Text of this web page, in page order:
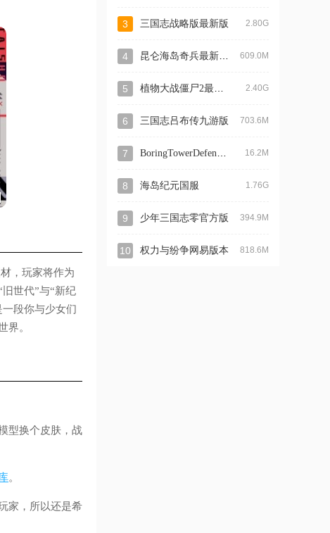
，玩家将作为
世代”与“新纪
段你与少女们
界。
型换个皮肤，战
。
家，所以还是希
3 三国志战略版最新版 2.80G
4 609.0M
5 2.40G
6 三国志吕布传九游版 703.6M
7 16.2M
8 海岛纪元国服 1.76G
9 少年三国志零官方版 394.9M
10 权力与纷争网易版本 818.6M